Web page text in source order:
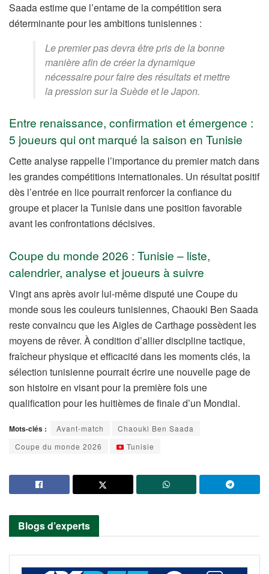
Saada estime que l’entame de la compétition sera
déterminante pour les ambitions tunisiennes :
Le premier pas devra être pris de la bonne
manière afin de créer la dynamique
nécessaire pour faire des résultats et mettre
la pression sur la Suède et le Japon.
Entre renaissance, confirmation et émergence :
5 joueurs qui ont marqué la saison en Tunisie
Cette analyse rappelle l’importance du premier match dans
les grandes compétitions internationales. Un résultat positif
dès l’entrée en lice pourrait renforcer la confiance du
groupe et placer la Tunisie dans une position favorable
avant les confrontations décisives.
Coupe du monde 2026 : Tunisie – liste,
calendrier, analyse et joueurs à suivre
Vingt ans après avoir lui-même disputé une Coupe du
monde sous les couleurs tunisiennes, Chaouki Ben Saada
reste convaincu que les Aigles de Carthage possèdent les
moyens de rêver. À condition d’allier discipline tactique,
fraîcheur physique et efficacité dans les moments clés, la
sélection tunisienne pourrait écrire une nouvelle page de
son histoire en visant pour la première fois une
qualification pour les huitièmes de finale d’un Mondial.
Mots-clés : Avant-match
Chaouki Ben Saada
Coupe du monde 2026
Tunisie
Blogs d’experts